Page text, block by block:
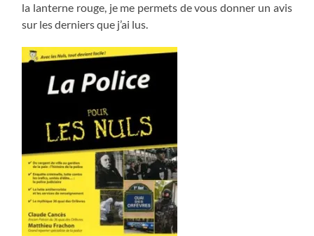
la lanterne rouge, je me permets de vous donner un avis
sur les derniers que j’ai lus.